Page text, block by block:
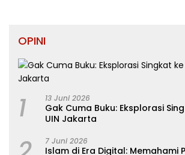
OPINI
1 13 Juni 2026
Gak Cuma Buku: Eksplorasi
UIN Jakarta
7 Juni 2026
Islam di Era Digital: Memahami